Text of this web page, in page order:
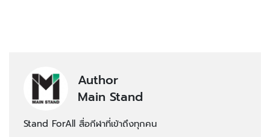
Author
Main Stand
Stand ForAll สื่อกีฬาที่เข้าถึงทุกคน